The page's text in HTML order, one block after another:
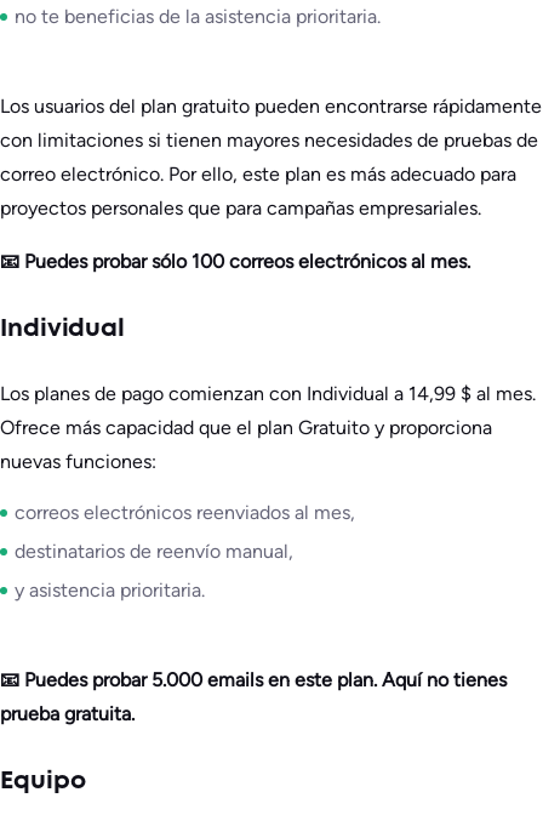
no te beneficias de la asistencia prioritaria.
Los usuarios del plan gratuito pueden encontrarse rápidamente
con limitaciones si tienen mayores necesidades de pruebas de
correo electrónico. Por ello, este plan es más adecuado para
proyectos personales que para campañas empresariales.
📧 Puedes probar sólo 100 correos electrónicos al mes.
Individual
Los planes de pago comienzan con Individual a 14,99 $ al mes.
Ofrece más capacidad que el plan Gratuito y proporciona
nuevas funciones:
correos electrónicos reenviados al mes,
destinatarios de reenvío manual,
y asistencia prioritaria.
📧 Puedes probar 5.000 emails en este plan. Aquí no tienes
prueba gratuita.
Equipo